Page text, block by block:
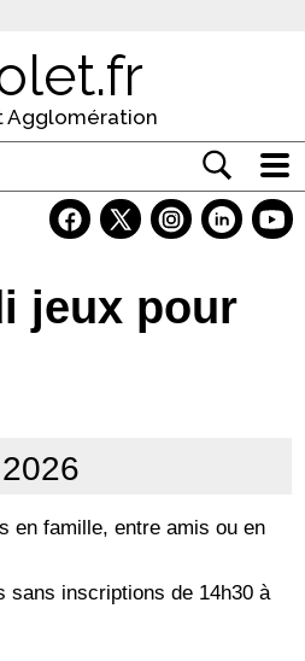
Agglomération
jeux pour
en famille, entre amis ou en
sans inscriptions de 14h30 à